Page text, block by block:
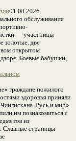
01.08.2026
обслуживания
— участницы
золотые, две
открытом
Боевые бабушки,
граждане пожилого
здоровья приняли
Русь и мир».
им познакомиться с
из
Славные страницы